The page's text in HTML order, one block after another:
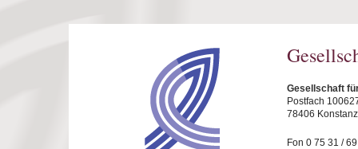
Gesellschaft
Postfach
78406 Konstanz
Fon 0 75 31 /